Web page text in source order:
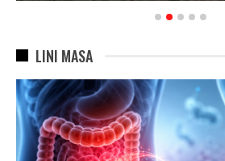
LINI MASA